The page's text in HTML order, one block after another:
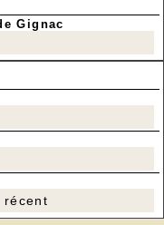
Gignac
récent